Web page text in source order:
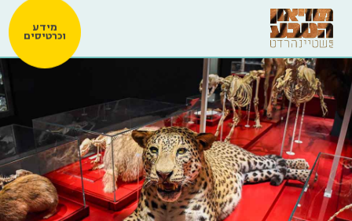
מידע
וכרטיסים